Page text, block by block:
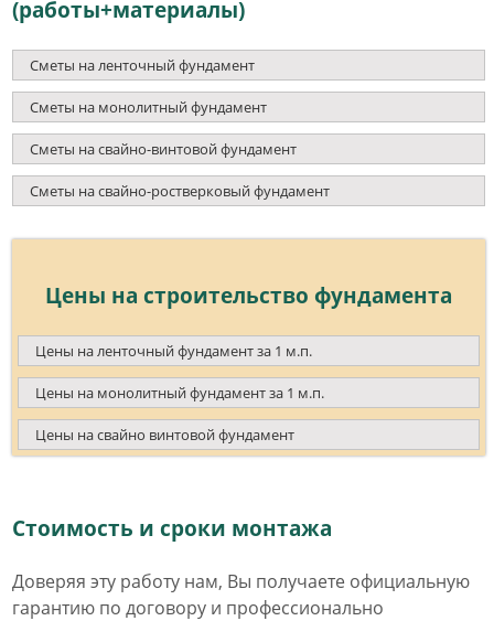
(работы+материалы)
Сметы на ленточный фундамент
Сметы на монолитный фундамент
Сметы на свайно-винтовой фундамент
Сметы на свайно-ростверковый фундамент
Цены на строительство фундамента
Цены на ленточный фундамент за 1 м.п.
Цены на монолитный фундамент за 1 м.п.
Цены на свайно винтовой фундамент
Стоимость и сроки монтажа
Доверяя эту работу нам, Вы получаете официальную
гарантию по договору и профессионально